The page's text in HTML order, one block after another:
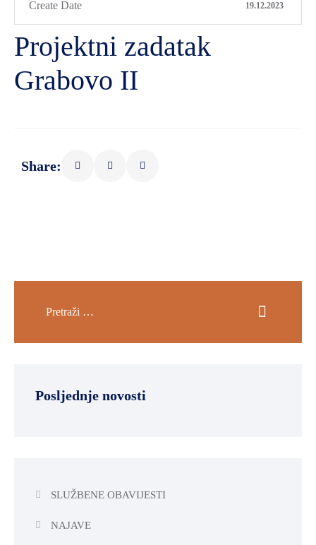
Create Date 19.12.2023
Projektni zadatak
Grabovo II
Share:
Posljednje novosti
SLUŽBENE OBAVIJESTI
NAJAVE